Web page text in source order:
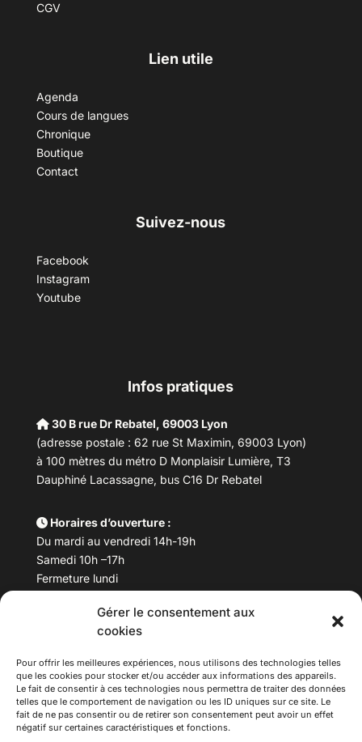
Gérer le consentement aux
cookies
Pour offrir les meilleures expériences, nous utilisons des technologies telles
que les cookies pour stocker et/ou accéder aux informations des appareils.
Le fait de consentir à ces technologies nous permettra de traiter des données
telles que le comportement de navigation ou les ID uniques sur ce site. Le
fait de ne pas consentir ou de retirer son consentement peut avoir un effet
négatif sur certaines caractéristiques et fonctions.
CGV
Lien utile
Agenda
Cours de langues
Chronique
Boutique
Contact
Suivez-nous
Facebook
Instagram
Youtube
Infos pratiques
30 B rue Dr Rebatel, 69003 Lyon
(adresse postale : 62 rue St Maximin, 69003 Lyon)
à 100 mètres du métro D Monplaisir Lumière, T3
Dauphiné Lacassagne, bus C16 Dr Rebatel
Horaires d’ouverture :
Du mardi au vendredi 14h-19h
Samedi 10h –17h
Fermeture lundi
Téléphone : 04 78 53 06 40
maisondesculturesasiatiques@asiexpo.com